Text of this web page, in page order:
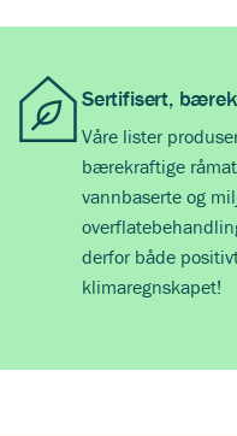
Sertifisert,
Våre lister
bærekraftige
vannbaserte og
derfor både
klimaregnskapet!